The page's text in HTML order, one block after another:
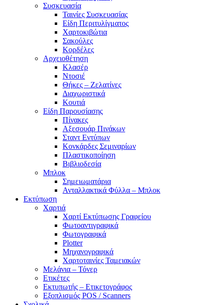
Συσκευασία
Ταινίες Συσκευασίας
Είδη Περιτυλίγματος
Χαρτοκιβώτια
Σακούλες
Κορδέλες
Αρχειοθέτηση
Κλασέρ
Ντοσιέ
Θήκες – Ζελατίνες
Διαχωριστικά
Κουτιά
Είδη Παρουσίασης
Πίνακες
Αξεσουάρ Πινάκων
Σταντ Εντύπων
Κονκάρδες Σεμιναρίων
Πλαστικοποίηση
Βιβλιοδεσία
Μπλοκ
Σημειωματάρια
Ανταλλακτικά Φύλλα – Μπλοκ
Εκτύπωση
Χαρτιά
Χαρτί Εκτύπωσης Γραφείου
Φωτοαντιγραφικά
Φωτογραφικά
Plotter
Μηχανογραφικά
Χαρτοταινίες Ταμειακών
Μελάνια – Τόνερ
Ετικέτες
Εκτυπωτής – Ετικετογράφος
Εξοπλισμός POS / Scanners